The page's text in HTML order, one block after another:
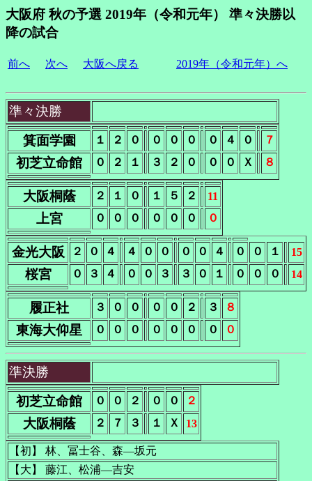
大阪府 秋の予選 2019年（令和元年） 準々決勝以
降の試合
前へ 次へ 大阪へ戻る 2019年（令和元年）へ
準々決勝
箕面学園
１ ２ ０ ０ ０ ０ ０ ４ ０ ７
初芝立命館 ０ ２ １ ３ ２ ０ ０ ０ Ｘ ８
大阪桐蔭 ２ １ ０ １ ５ ２ 11
上宮 ０ ０ ０ ０ ０ ０ ０
金光大阪 ２ ０ ４ ４ ０ ０ ０ ０ ４ ０ ０ １ 15
桜宮 ０ ３ ４ ０ ０ ３ ３ ０ １ ０ ０ ０ 14
履正社 ３ ０ ０ ０ ０ ２ ３ ８
東海大仰星 ０ ０ ０ ０ ０ ０ ０ ０
準決勝
初芝立命館
０ ０ ２ ０ ０ ２
大阪桐蔭 ２ ７ ３ １ Ｘ 13
【初】 林、冨士谷、森―坂元
【大】 藤江、松浦―吉安